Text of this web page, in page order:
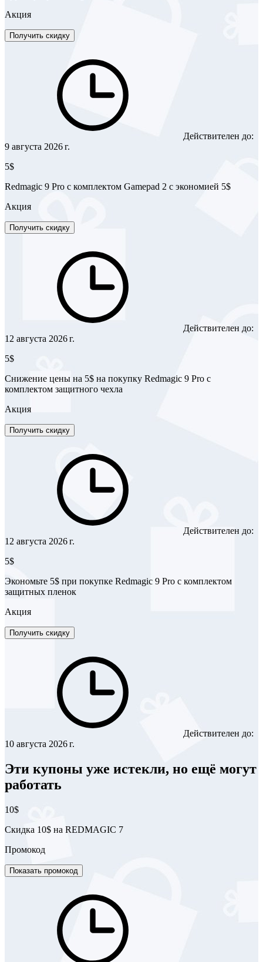
Акция
Получить скидку
Действителен до:
9 августа 2026 г.
5$
Redmagic 9 Pro с комплектом Gamepad 2 с экономией 5$
Акция
Получить скидку
Действителен до:
12 августа 2026 г.
5$
Снижение цены на 5$ на покупку Redmagic 9 Pro с
комплектом защитного чехла
Акция
Получить скидку
Действителен до:
12 августа 2026 г.
5$
Экономьте 5$ при покупке Redmagic 9 Pro с комплектом
защитных пленок
Акция
Получить скидку
Действителен до:
10 августа 2026 г.
Эти купоны уже истекли, но ещё могут
работать
10$
Скидка 10$ на REDMAGIC 7
Промокод
Показать промокод